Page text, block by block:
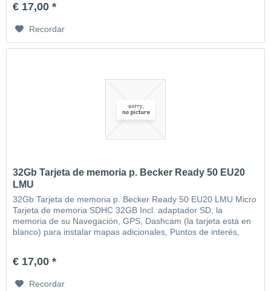
€ 17,00 *
Recordar
32Gb Tarjeta de memoria p. Becker Ready 50 EU20
LMU
32Gb Tarjeta de memoria p. Becker Ready 50 EU20 LMU Micro
Tarjeta de memoria SDHC 32GB Incl. adaptador SD, la
memoria de su Navegación, GPS, Dashcam (la tarjeta está en
blanco) para instalar mapas adicionales, Puntos de interés,
€ 17,00 *
Recordar